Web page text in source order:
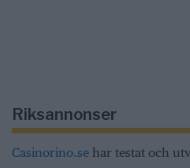
Riksannonser
Casinorino.se har testat och